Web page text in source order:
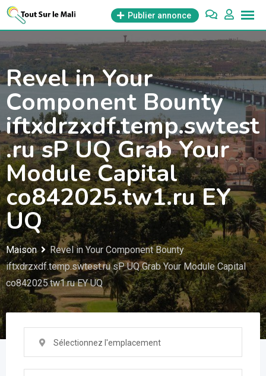
Aller
contenu
Publier annonce
Revel in Your
Component Bounty
iftxdrzxdf.temp.swtest
.ru sP UQ Grab Your
Module Capital
co842025.tw1.ru EY
UQ
Maison
Revel in Your Component Bounty
iftxdrzxdf.temp.swtest.ru sP UQ Grab Your Module Capital
co842025.tw1.ru EY UQ
Sélectionnez l'emplacement